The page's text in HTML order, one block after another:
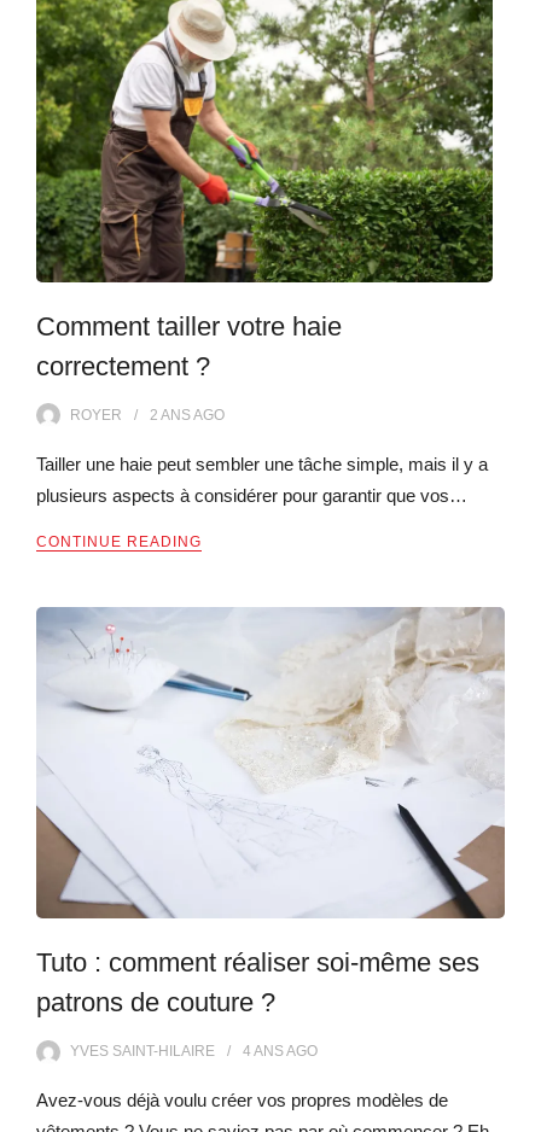
Comment tailler votre haie
correctement ?
ROYER 2 ANSAGO
Tailler une haie peut sembler une tâche simple, mais il y a
plusieurs aspects à considérer pour garantir que vos…
CONTINUE READING
Tuto : comment réaliser soi-même ses
patrons de couture ?
YVES SAINT-HILAIRE 4 ANSAGO
Avez-vous déjà voulu créer vos propres modèles de